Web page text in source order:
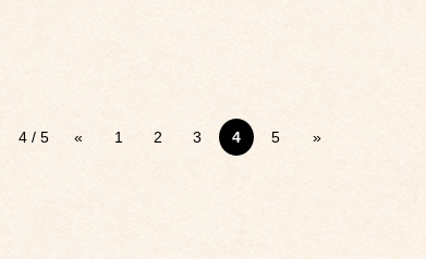
4 / 5 « 1 2 3 4 5 »